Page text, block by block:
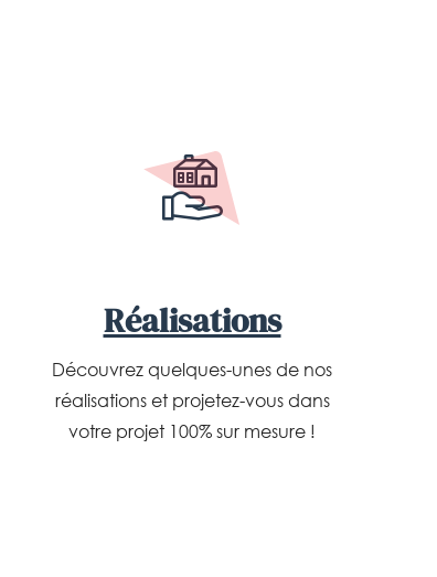
Réalisations
Découvrez quelques-unes de nos
réalisations et projetez-vous dans
votre projet 100% sur mesure !